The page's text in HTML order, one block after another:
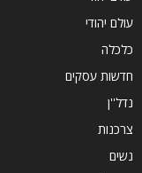
עולם יהודי
כלכלה
חדשות עסקים
נדל''ן
צרכנות
נשים